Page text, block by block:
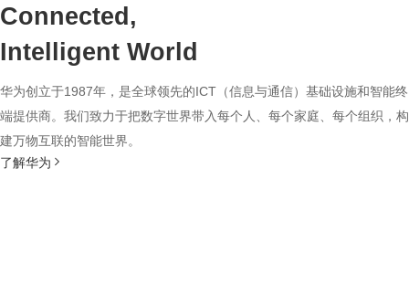
Connected,
Intelligent World
华为创立于1987年，是全球领先的ICT（信息与通信）基础设施和智能终
端提供商。我们致力于把数字世界带入每个人、每个家庭、每个组织，构
建万物互联的智能世界。
了解华为